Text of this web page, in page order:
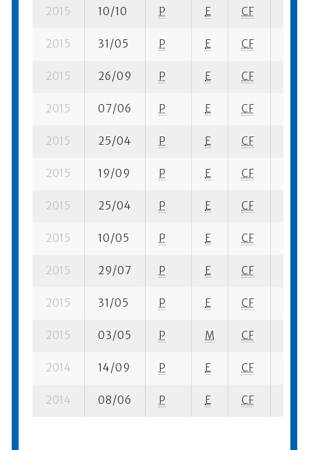
2015 10/10 P E CF
2015 31/05 P E CF
2015 26/09 P E CF
2015 07/06 P E CF
2015 25/04 P E CF
2015 19/09 P E CF
2015 25/04 P E CF
2015 10/05 P E CF
2015 29/07 P E CF
2015 31/05 P E CF
2015 03/05 P M CF
2014 14/09 P E CF
2014 08/06 P E CF